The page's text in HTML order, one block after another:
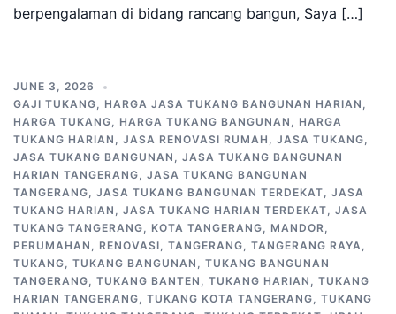
berpengalaman di bidang rancang bangun, Saya […]
JUNE 3, 2026
GAJI TUKANG, HARGA JASA TUKANG BANGUNAN HARIAN ,
HARGA TUKANG, HARGA TUKANG BANGUNAN , HARGA
TUKANG HARIAN , JASA RENOVASI RUMAH , JASA TUKANG,
JASA TUKANG BANGUNAN , JASA TUKANG BANGUNAN
HARIAN TANGERANG, JASA TUKANG BANGUNAN
TANGERANG, JASA TUKANG BANGUNAN TERDEKAT, JASA
TUKANG HARIAN , JASA TUKANG HARIAN TERDEKAT, JASA
TUKANG TANGERANG, KOTA TANGERANG, MANDOR,
PERUMAHAN , RENOVASI, TANGERANG, TANGERANG RAYA,
TUKANG, TUKANG BANGUNAN , TUKANG BANGUNAN
TANGERANG, TUKANG BANTEN , TUKANG HARIAN , TUKANG
HARIAN TANGERANG, TUKANG KOTA TANGERANG, TUKANG